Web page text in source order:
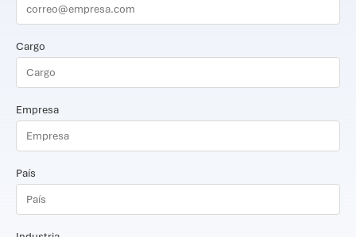
Cargo
Empresa
País